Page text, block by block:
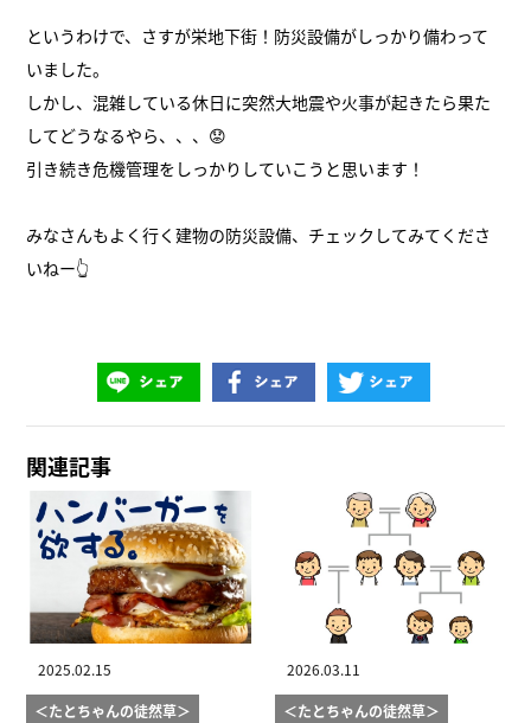
というわけで、さすが栄地下街！防災設備がしっかり備わって
いました。
しかし、混雑している休日に突然大地震や火事が起きたら果た
してどうなるやら、、、😟
引き続き危機管理をしっかりしていこうと思います！
みなさんもよく行く建物の防災設備、チェックしてみてくださ
いねー👆
関連記事
2025.02.15
＜たとちゃんの徒然草＞
2026.03.11
＜たとちゃんの徒然草＞